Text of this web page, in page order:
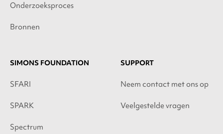
Onderzoeksproces
Bronnen
SIMONS FOUNDATION
SFARI
SPARK
Spectrum
SUPPORT
Neem contact met ons op
Veelgestelde vragen